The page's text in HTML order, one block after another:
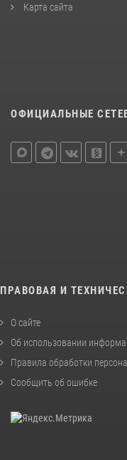
Карта сайта
ОФИЦИАЛЬНЫЕ
ПРАВОВАЯ И
О сайте
Об использовании
Правила обработки
Сообщить об ошибке